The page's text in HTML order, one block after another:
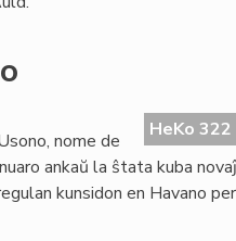
HeKo
nome de
ankaŭ la ŝtata kuba
kunsidon en Havano